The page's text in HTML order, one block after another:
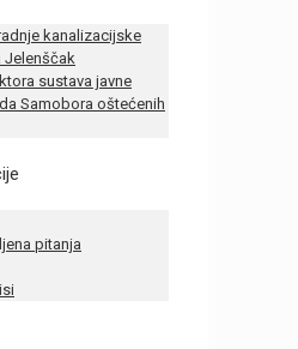
kanalizacijske
Jelenščak
sustava javne
Samobora oštećenih
pitanja